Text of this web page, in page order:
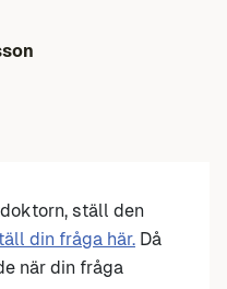
ställ den
din fråga här. Då
när din fråga